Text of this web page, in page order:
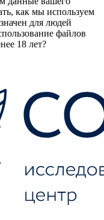
как мы используем
для людей
файлов
18 лет?